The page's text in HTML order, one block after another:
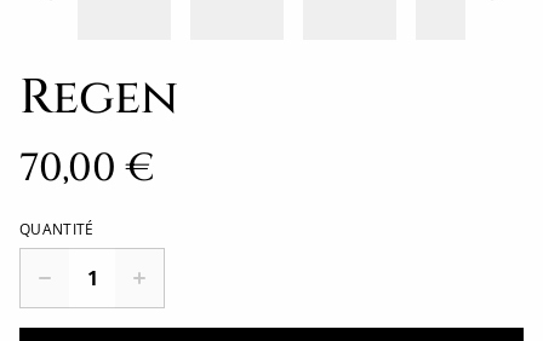
Regen
70,00 €
QUANTITÉ